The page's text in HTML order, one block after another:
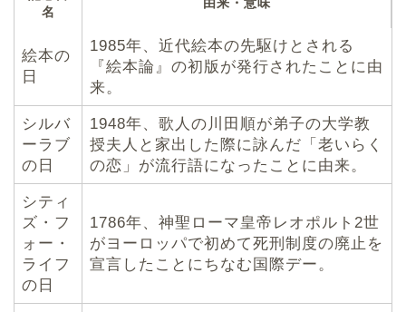
名
由来・意味
絵本の
日
1985年、近代絵本の先駆けとされる
『絵本論』の初版が発行されたことに由
来。
シルバ
ーラブ
の日
1948年、歌人の川田順が弟子の大学教
授夫人と家出した際に詠んだ「老いらく
の恋」が流行語になったことに由来。
シティ
ズ・フ
ォー・
ライフ
の日
1786年、神聖ローマ皇帝レオポルト2世
がヨーロッパで初めて死刑制度の廃止を
宣言したことにちなむ国際デー。